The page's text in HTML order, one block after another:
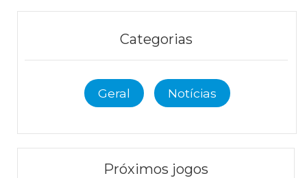
Categorias
Geral Notícias
Próximos jogos